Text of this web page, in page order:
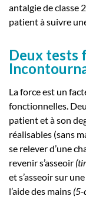
antalgie de classe
patient à suivre
Deux tests
La force est un
fonctionnelles.
patient et à son
réalisables (sans
se relever d’une
revenir s’asseoir
et s’asseoir sur
l’aide des mains (5-